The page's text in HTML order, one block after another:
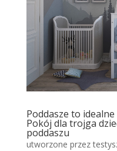
Poddasze to
Pokój dla trojga
poddaszu
utworzone przez